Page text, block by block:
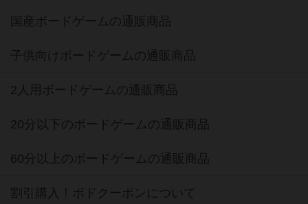
国産ボードゲームの通販商品
子供向けボードゲームの通販商品
2人用ボードゲームの通販商品
20分以下のボードゲームの通販商品
60分以上のボードゲームの通販商品
割引購入！ボドクーポンについて